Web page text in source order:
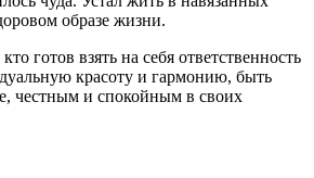
образе жизни.
готов взять на себя ответственность
красоту и гармонию, быть
честным и спокойным в своих